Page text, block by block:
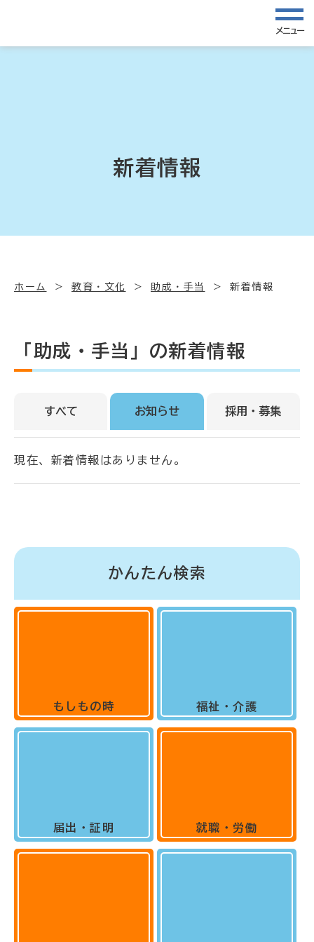
メニュー
新着情報
ホーム 教育・文化 助成・手当 新着情報
「助成・手当」の新着情報
すべて お知らせ 採用・募集
現在、新着情報はありません。
かんたん検索
もしもの時
届出・証明
福祉・介護
就職・労働